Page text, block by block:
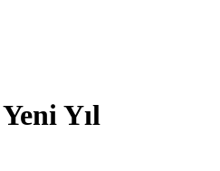
Yıl